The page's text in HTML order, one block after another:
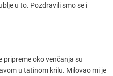
u to. Pozdravili smo se i
pripreme oko venčanja su
u tatinom krilu. Milovao mi je